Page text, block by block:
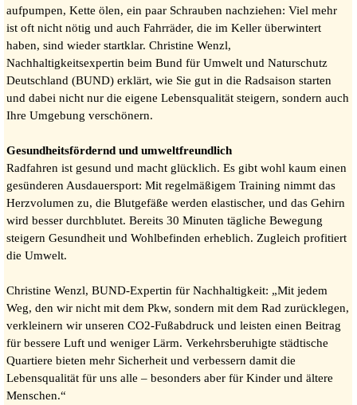
aufpumpen, Kette ölen, ein paar Schrauben nachziehen: Viel mehr
ist oft nicht nötig und auch Fahrräder, die im Keller überwintert
haben, sind wieder startklar. Christine Wenzl,
Nachhaltigkeitsexpertin beim Bund für Umwelt und Naturschutz
Deutschland (BUND) erklärt, wie Sie gut in die Radsaison starten
und dabei nicht nur die eigene Lebensqualität steigern, sondern auch
Ihre Umgebung verschönern.
Gesundheitsfördernd und umweltfreundlich
Radfahren ist gesund und macht glücklich. Es gibt wohl kaum einen
gesünderen Ausdauersport: Mit regelmäßigem Training nimmt das
Herzvolumen zu, die Blutgefäße werden elastischer, und das Gehirn
wird besser durchblutet. Bereits 30 Minuten tägliche Bewegung
steigern Gesundheit und Wohlbefinden erheblich. Zugleich profitiert
die Umwelt.
Christine Wenzl, BUND-Expertin für Nachhaltigkeit: „Mit jedem
Weg, den wir nicht mit dem Pkw, sondern mit dem Rad zurücklegen,
verkleinern wir unseren CO2-Fußabdruck und leisten einen Beitrag
für bessere Luft und weniger Lärm. Verkehrsberuhigte städtische
Quartiere bieten mehr Sicherheit und verbessern damit die
Lebensqualität für uns alle – besonders aber für Kinder und ältere
Menschen.“